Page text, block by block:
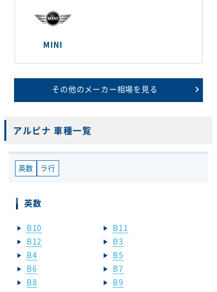
MINI
その他のメーカー相場を見る
アルピナ 車種一覧
英数 ラ行
英数
B10
B11
B12
B3
B4
B5
B6
B7
B8
B9